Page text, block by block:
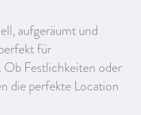
aufgeräumt und
für
Festlichkeiten oder
die perfekte Location